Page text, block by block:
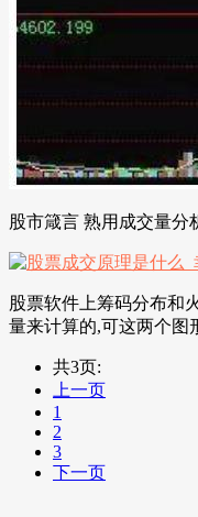
股市箴言 熟用成交量分
股票软件上筹码分布和
量来计算的,可这两个图
共3页:
上一页
1
2
3
下一页